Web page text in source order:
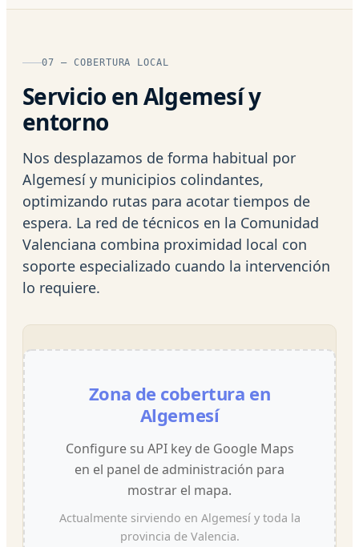
07 — COBERTURA LOCAL
Servicio en Algemesí y
entorno
Nos desplazamos de forma habitual por
Algemesí y municipios colindantes,
optimizando rutas para acotar tiempos de
espera. La red de técnicos en la Comunidad
Valenciana combina proximidad local con
soporte especializado cuando la intervención
lo requiere.
Zona de cobertura en
Algemesí
Configure su API key de Google Maps
en el panel de administración para
mostrar el mapa.
Actualmente sirviendo en Algemesí y toda la
provincia de Valencia.